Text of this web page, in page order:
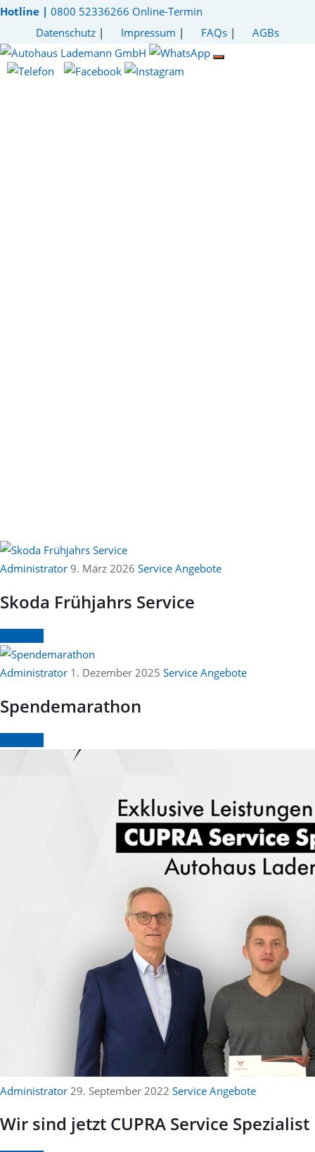
Hotline | 0800 52336266 Online-Termin
Datenschutz | Impressum | FAQs | AGBs
Administrator 9. März 2026 Service Angebote
Skoda Frühjahrs Service
Administrator 1. Dezember 2025 Service Angebote
Spendemarathon
Administrator 29. September 2022 Service Angebote
Wir sind jetzt CUPRA Service Spezialist